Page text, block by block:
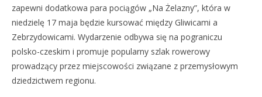
zapewni dodatkowa para pociągów „Na Żelazny”, która w
niedzielę 17 maja będzie kursować między Gliwicami a
Zebrzydowicami. Wydarzenie odbywa się na pograniczu
polsko-czeskim i promuje popularny szlak rowerowy
prowadzący przez miejscowości związane z przemysłowym
dziedzictwem regionu.